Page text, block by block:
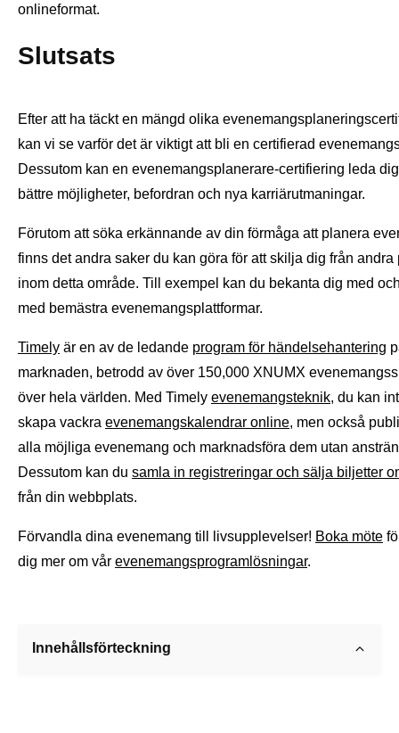
onlineformat.
Slutsats
Efter att ha täckt en mängd olika
kan vi se varför det är viktigt att bli en certifierad
Dessutom kan en evenemangsplanerare-certifiering leda
bättre möjligheter, befordran och nya karriärutmaningar.
Förutom att söka erkännande av din förmåga att planera
finns det andra saker du kan göra för att skilja dig från andra
inom detta område. Till exempel kan du bekanta dig med
med bemästra evenemangsplattformar.
Timely är en av de ledande program för händelsehantering
marknaden, betrodd av över 150,000 XNUMX
över hela världen. Med Timely evenemangsteknik, du kan
skapa vackra evenemangskalendrar online, men också
alla möjliga evenemang och marknadsföra dem utan
Dessutom kan du samla in registreringar och sälja biljetter
från din webbplats.
Förvandla dina evenemang till livsupplevelser! Boka möte
dig mer om vår evenemangsprogramlösningar.
Innehållsförteckning